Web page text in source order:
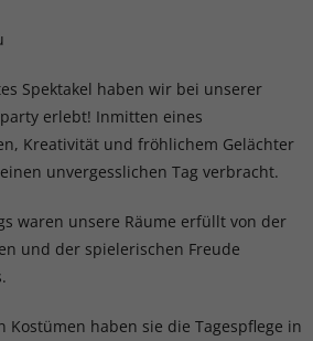
Spektakel haben wir bei unserer
erlebt! Inmitten eines
Kreativität und fröhlichem Gelächter
unvergesslichen Tag verbracht.
waren unsere Räume erfüllt von der
und der spielerischen Freude
haben sie die Tagespflege in